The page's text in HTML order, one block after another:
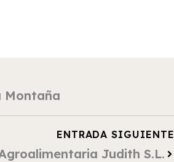
Montaña
ENTRADA SIGUIENTE
Judith S.L.